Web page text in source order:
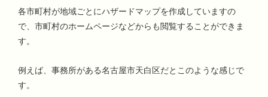
各市町村が地域ごとにハザードマップを作成していますの
で、市町村のホームページなどからも閲覧することができま
す。
例えば、事務所がある名古屋市天白区だとこのような感じで
す。